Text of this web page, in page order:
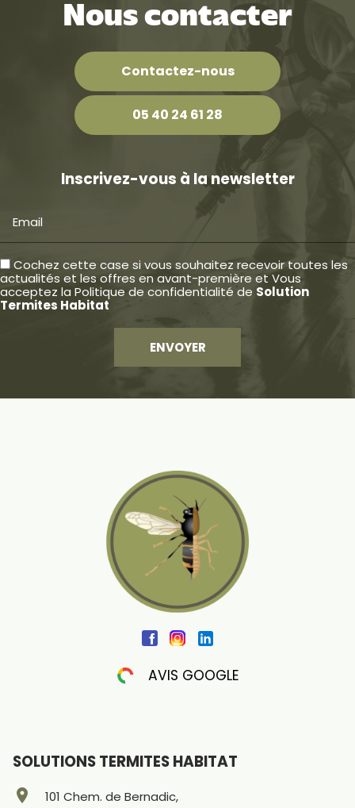
Nous contacter
Contactez-nous
05 40 24 61 28
Inscrivez-vous à la newsletter
Email
Cochez cette case si vous souhaitez recevoir toutes les
actualités et les offres en avant-première et Vous
acceptez la Politique de confidentialité de Solution
Termites Habitat
AVIS GOOGLE
SOLUTIONS TERMITES HABITAT
location_on
101 Chem. de Bernadic,